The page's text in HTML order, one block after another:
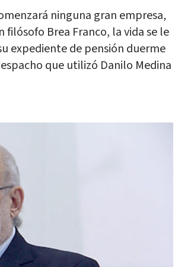
ninguna gran empresa,
Brea Franco, la vida se le
expediente de pensión duerme
que utilizó Danilo Medina